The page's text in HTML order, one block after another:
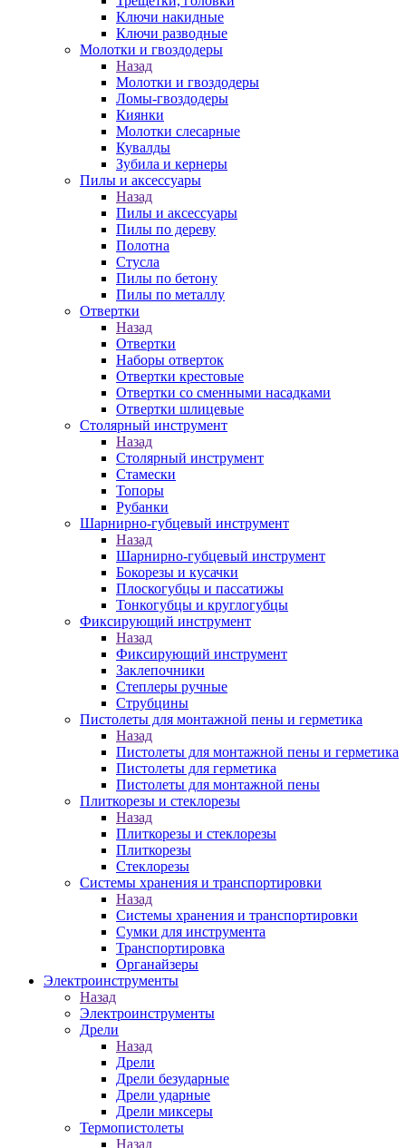
Ключи накидные
Ключи разводные
Молотки и гвоздодеры
Назад
Молотки и гвоздодеры
Ломы-гвоздодеры
Киянки
Молотки слесарные
Кувалды
Зубила и кернеры
Пилы и аксессуары
Назад
Пилы и аксессуары
Пилы по дереву
Полотна
Стусла
Пилы по бетону
Пилы по металлу
Отвертки
Назад
Отвертки
Наборы отверток
Отвертки крестовые
Отвертки со сменными насадками
Отвертки шлицевые
Столярный инструмент
Назад
Столярный инструмент
Стамески
Топоры
Рубанки
Шарнирно-губцевый инструмент
Назад
Шарнирно-губцевый инструмент
Бокорезы и кусачки
Плоскогубцы и пассатижы
Тонкогубцы и круглогубцы
Фиксирующий инструмент
Назад
Фиксирующий инструмент
Заклепочники
Степлеры ручные
Струбцины
Пистолеты для монтажной пены и герметика
Назад
Пистолеты для монтажной пены и герметика
Пистолеты для герметика
Пистолеты для монтажной пены
Плиткорезы и стеклорезы
Назад
Плиткорезы и стеклорезы
Плиткорезы
Стеклорезы
Системы хранения и транспортировки
Назад
Системы хранения и транспортировки
Сумки для инструмента
Транспортировка
Органайзеры
Электроинструменты
Назад
Электроинструменты
Дрели
Назад
Дрели
Дрели безударные
Дрели ударные
Дрели миксеры
Термопистолеты
Назад